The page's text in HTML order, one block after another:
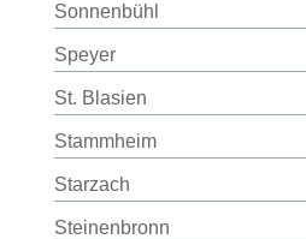
Sonnenbühl
Speyer
St. Blasien
Stammheim
Starzach
Steinenbronn